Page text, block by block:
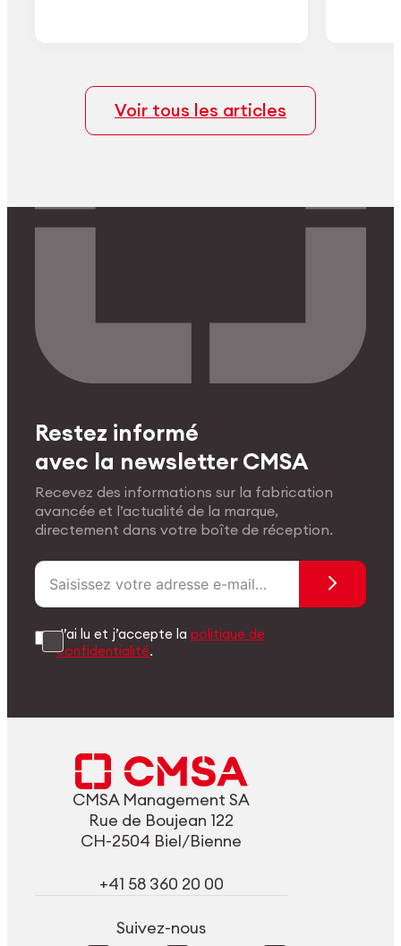
Voir tous les articles
Restez informé
avec la newsletter CMSA
Recevez des informations sur la fabrication
avancée et l’actualité de la marque,
directement dans votre boîte de réception.
J’ai lu et j’accepte lapolitique de
confidentialité.
CMSA Management SA
Rue de Boujean 122
CH-2504 Biel/Bienne
+41 58 360 20 00
Suivez-nous